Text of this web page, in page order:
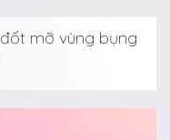
mỡ vùng bụng